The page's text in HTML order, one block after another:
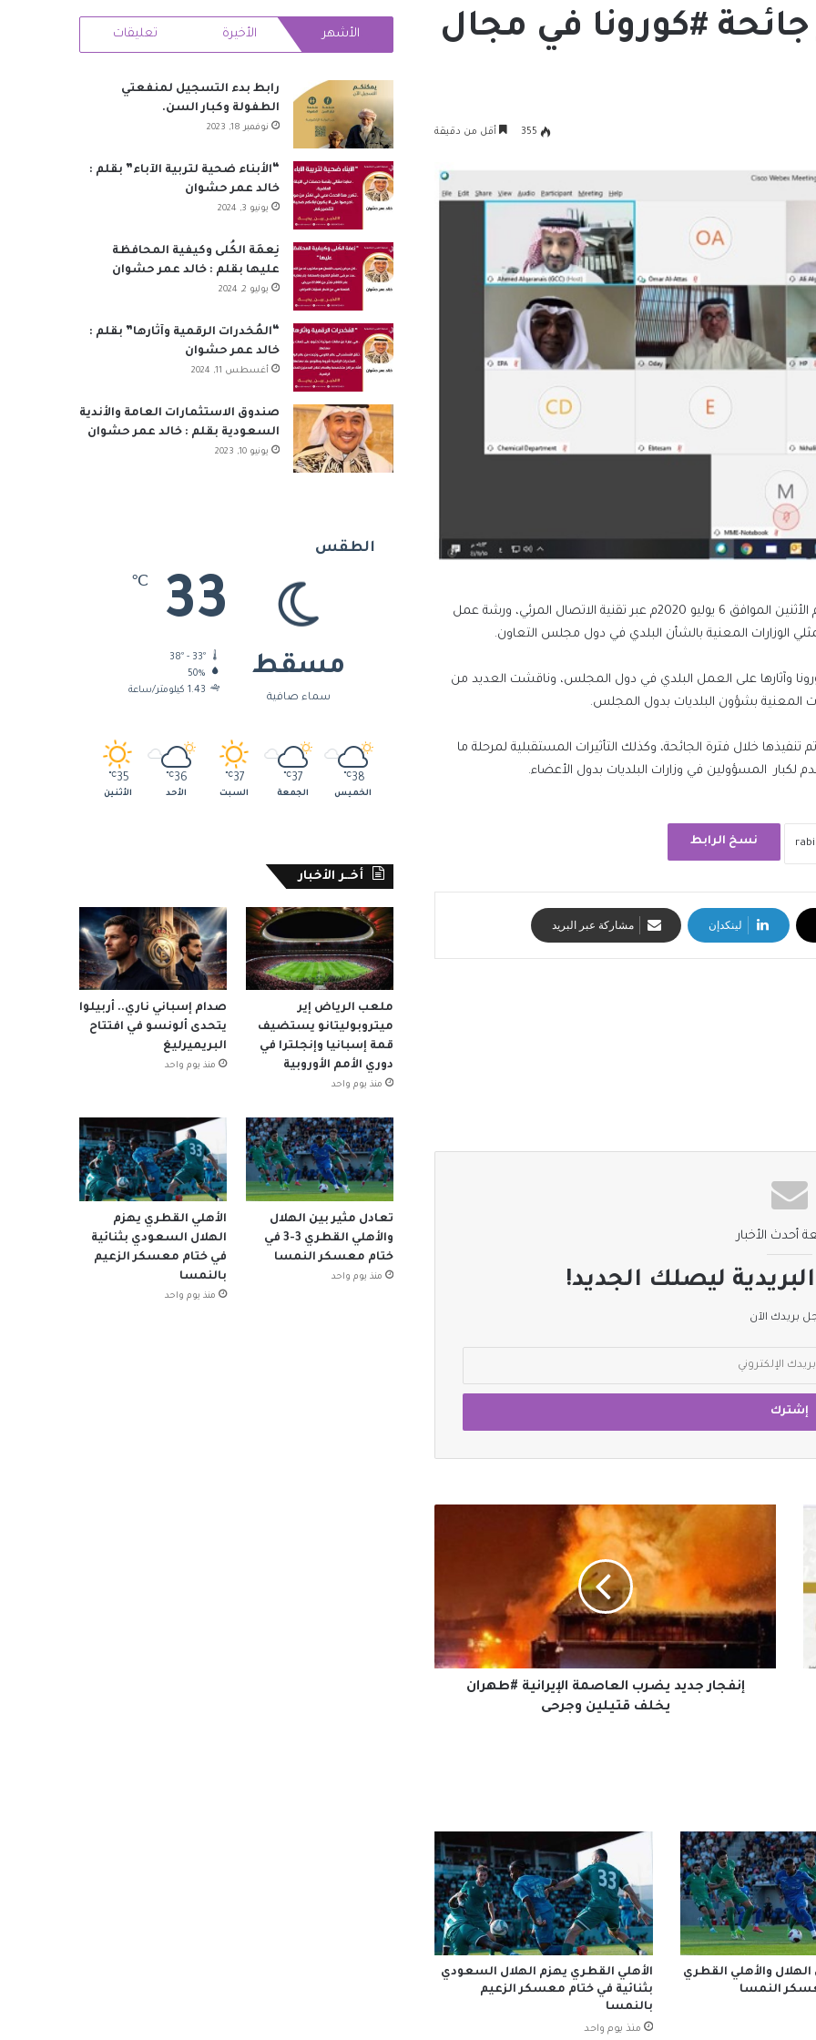
#كورونا في مجال
355 أقل من دقيقة
نظمت الأمانة العامة لمجلس التعاون لدول الخليج العربية، يوم الأثنين الموافق 6 يوليو 2020م عبر تقنية الاتصال المرئي، ورشة عمل
الوزارات المعنية بالشأن البلدي في دول مجلس التعاون.
وآثارها على العمل البلدي في دول المجلس، وناقشت العديد من
المعنية بشؤون البلديات بدول المجلس.
خلال فترة الجائحة، وكذلك التأثيرات المستقبلية لمرحلة ما
المسؤولين في وزارات البلديات بدول الأعضاء.
نسخ الرابط
لينكدإن مشاركة عبر البريد
أحدث الأخبار
ليصلك الجديد!
بريدك الآن
العاصمة
الإيرانية
#طهران
يخلف
قتيلين
وجرحى
إنفجار جديد يضرب العاصمة الإيرانية #طهران
يخلف قتيلين وجرحى
الهلال والأهلي القطري
الأهلي القطري يهزم الهلال السعودي
بثنائية في ختام معسكر الزعيم
بالنمسا
منذ يوم واحد
RSS
الأشهر الأخيرة تعليقات
رابط بدء التسجيل لمنفعتي
الطفولة وكبار السن.
نوفمبر 18, 2023
“الأبناء ضحية لتربية الآباء” بقلم :
خالد عمر حشوان
يونيو 3, 2024
نِعمَة الكُلى وكيفية المحافظة
عليها بقلم : خالد عمر حشوان
يوليو 2, 2024
“المُخدرات الرقمية وآثارها” بقلم :
خالد عمر حشوان
أغسطس 11, 2024
صندوق الاستثمارات العامة والأندية
السعودية بقلم : خالد عمر حشوان
يونيو 10, 2023
الطقس
مسقط
سماء صافية
33
℃
38º - 33º
50%
1.43 كيلومتر/ساعة
38
℃
الخميس
37
℃
الجمعة
37
℃
السبت
36
℃
الأحد
35
℃
الأثنين
أخــر الأخبار
ملعب الرياض إير
ميتروبوليتانو يستضيف
قمة إسبانيا وإنجلترا في
دوري الأمم الأوروبية
منذ يوم واحد
صدام إسباني ناري.. أربيلوا
يتحدى ألونسو في افتتاح
البريميرليغ
منذ يوم واحد
تعادل مثير بين الهلال
والأهلي القطري 3-3 في
ختام معسكر النمسا
منذ يوم واحد
الأهلي القطري يهزم
الهلال السعودي بثنائية
في ختام معسكر الزعيم
بالنمسا
منذ يوم واحد